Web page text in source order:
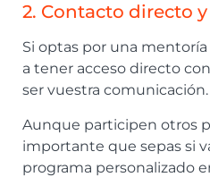
2. Contacto directo
Si optas por una
a tener acceso directo
ser vuestra comunicación.
Aunque participen otros
importante que sepas si
programa personalizado